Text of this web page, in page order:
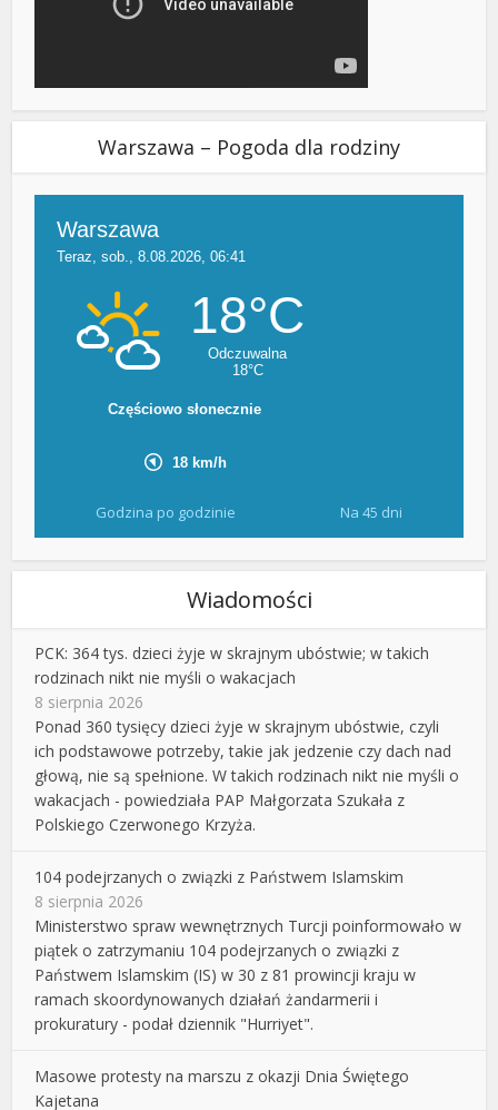
Warszawa – Pogoda dla rodziny
Godzina po godzinie Na 45 dni
Wiadomości
PCK: 364 tys. dzieci żyje w skrajnym ubóstwie; w takich
rodzinach nikt nie myśli o wakacjach
8 sierpnia 2026
Ponad 360 tysięcy dzieci żyje w skrajnym ubóstwie, czyli
ich podstawowe potrzeby, takie jak jedzenie czy dach nad
głową, nie są spełnione. W takich rodzinach nikt nie myśli o
wakacjach - powiedziała PAP Małgorzata Szukała z
Polskiego Czerwonego Krzyża.
104 podejrzanych o związki z Państwem Islamskim
8 sierpnia 2026
Ministerstwo spraw wewnętrznych Turcji poinformowało w
piątek o zatrzymaniu 104 podejrzanych o związki z
Państwem Islamskim (IS) w 30 z 81 prowincji kraju w
ramach skoordynowanych działań żandarmerii i
prokuratury - podał dziennik "Hurriyet".
Masowe protesty na marszu z okazji Dnia Świętego
Kajetana